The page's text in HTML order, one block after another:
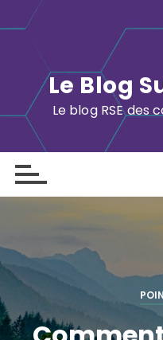
k
o
t
Le Blog
Le blog RSE des